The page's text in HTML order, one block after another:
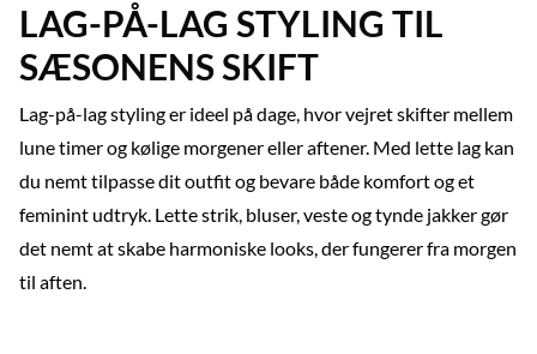
LAG-PÅ-LAG STYLING TIL
SÆSONENS SKIFT
Lag-på-lag styling er ideel på dage, hvor vejret skifter mellem
lune timer og kølige morgener eller aftener. Med lette lag kan
du nemt tilpasse dit outfit og bevare både komfort og et
feminint udtryk. Lette strik, bluser, veste og tynde jakker gør
det nemt at skabe harmoniske looks, der fungerer fra morgen
til aften.